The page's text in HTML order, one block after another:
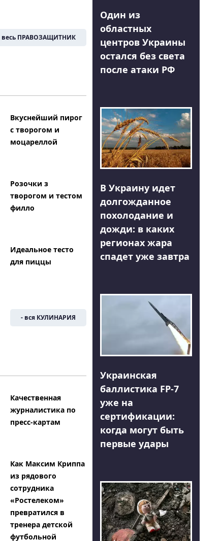
весь ПРАВОЗАЩИТНИК
Вкуснейший пирог
с творогом и
моцареллой
Розочки з
творогом и тестом
филло
Идеальное тесто
для пиццы
- вся КУЛИНАРИЯ
Качественная
журналистика по
пресс-картам
Как Максим Криппа
из рядового
сотрудника
«Ростелеком»
превратился в
тренера детской
футбольной
Один из
областных
центров Украины
остался без света
после атаки РФ
В Украину идет
долгожданное
похолодание и
дожди: в каких
регионах жара
спадет уже завтра
Украинская
баллистика FP-7
уже на
сертификации:
когда могут быть
первые удары